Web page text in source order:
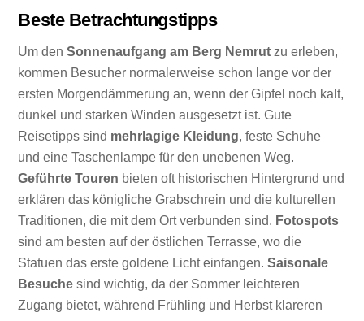
Beste Betrachtungstipps
Um denSonnenaufgang am Berg Nemrut zu erleben,
kommen Besucher normalerweise schon lange vor der
ersten Morgendämmerung an, wenn der Gipfel noch kalt,
dunkel und starken Winden ausgesetzt ist. Gute
Reisetipps sind mehrlagige Kleidung, feste Schuhe
und eine Taschenlampe für den unebenen Weg.
Geführte Touren bieten oft historischen Hintergrund und
erklären das königliche Grabschrein und die kulturellen
Traditionen, die mit dem Ort verbunden sind. Fotospots
sind am besten auf der östlichen Terrasse, wo die
Statuen das erste goldene Licht einfangen.Saisonale
Besuche sind wichtig, da der Sommer leichteren
Zugang bietet, während Frühling und Herbst klareren